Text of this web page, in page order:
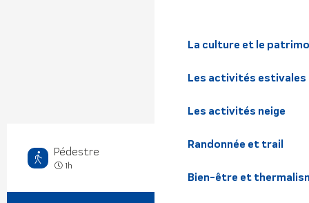
La culture et le
Les activités estivales
Les activités neige
Randonnée et trail
Bien-être et
Pédestre
1h